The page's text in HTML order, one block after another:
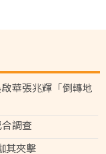
華張兆輝「倒轉地
調查
其夾擊